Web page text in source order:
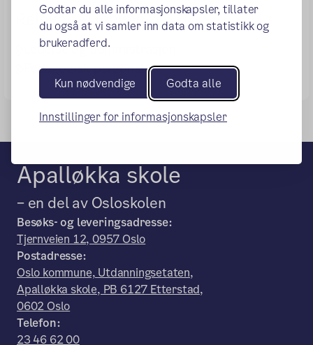
Godtar du alle informasjonskapsler, tillater
du også at vi samler inn data om statistikk og
brukeradferd.
Kun nødvendige Godta alle
Innstillinger for informasjonskapsler
Relevante lenker
Ledelse og administrasjon
Pedagogisk personale
Apalløkka skole
– en del av Osloskolen
Besøks- og leveringsadresse:
Tjernveien 12, 0957 Oslo
Postadresse:
Oslo kommune, Utdanningsetaten,
Apalløkka skole, PB 6127 Etterstad,
0602 Oslo
Telefon:
23 46 62 00